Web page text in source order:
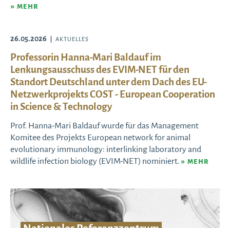
MEHR
26.05.2026 AKTUELLES
Professorin Hanna-Mari Baldauf im
Lenkungsausschuss des EVIM-NET für den
Standort Deutschland unter dem Dach des EU-
Netzwerkprojekts COST - European Cooperation
in Science & Technology
Prof. Hanna-Mari Baldauf wurde für das Management
Komitee des Projekts European network for animal
evolutionary immunology: interlinking laboratory and
wildlife infection biology (EVIM-NET) nominiert.
MEHR